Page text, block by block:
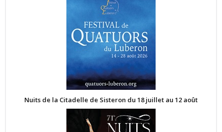
Nuits de la Citadelle de Sisteron du 18 juillet au 12 août